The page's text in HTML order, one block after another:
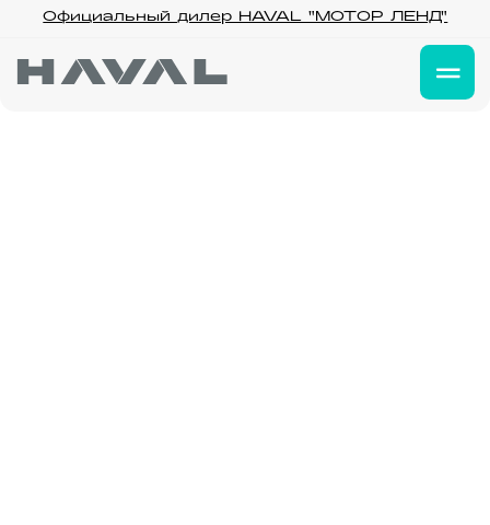
Официальный дилер HAVAL "МОТОР ЛЕНД"
Официальный дилер HAVAL "МОТОР ЛЕНД"